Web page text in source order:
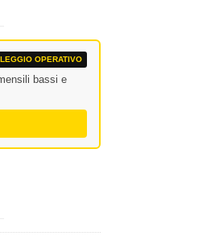
OPERATIVO
bassi e